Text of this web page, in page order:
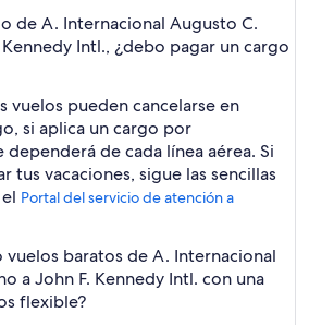
de A. Internacional Augusto C.
Intl., ¿debo pagar un cargo
vuelos pueden cancelarse en
si aplica un cargo por
dependerá de cada línea aérea. Si
tus vacaciones, sigue las sencillas
Portal del servicio de atención a
baratos de A. Internacional
a John F. Kennedy Intl. con una
flexible?